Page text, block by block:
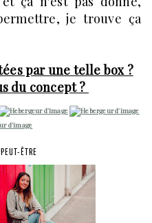
je trouve ça
par une telle box ?
du concept ?
ÊTRE